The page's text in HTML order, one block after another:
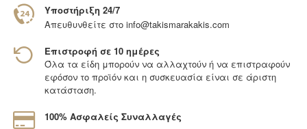
Υποστήριξη 24/7
Απευθυνθείτε στο info@takismarakakis.com
Επιστροφή σε 10 ημέρες
Όλα τα είδη μπορούν να αλλαχτούν ή να επιστραφούν
εφόσον το προϊόν και η συσκευασία είναι σε άριστη
κατάσταση.
100% Ασφαλείς Συναλλαγές